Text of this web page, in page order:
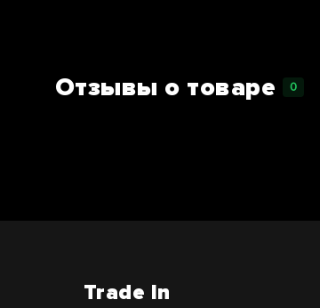
Отзывы о товаре 0
Trade In